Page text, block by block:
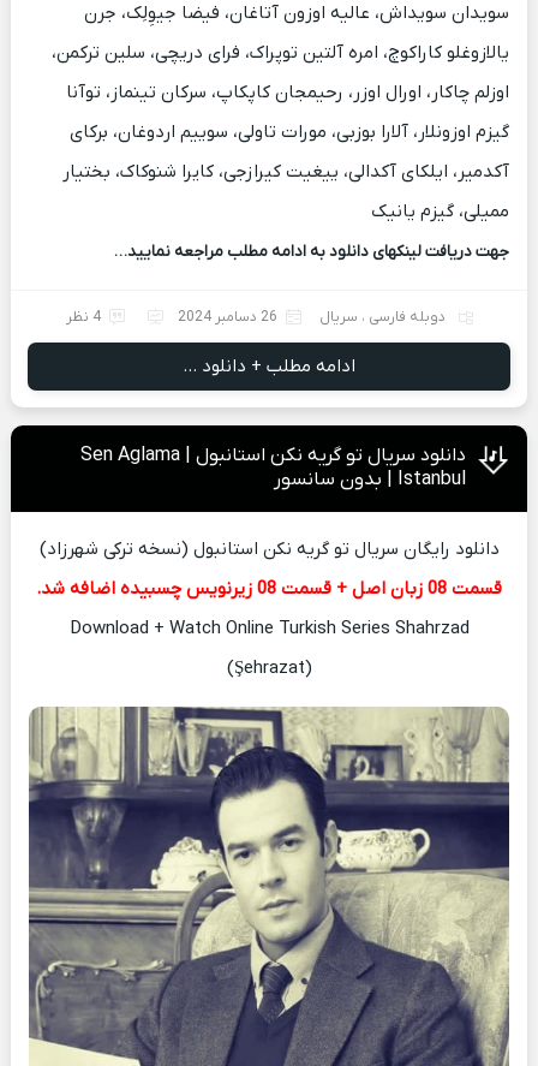
سویدان سویداش، عالیه اوزون آتاغان، فیضا جیوِلِک، جرن
یالازوغلو کاراکوچ، امره آلتین توپراک، فرای دریچی، سلین ترکمن،
اوزلم چاکار، اورال اوزر، رحیمجان کاپکاپ، سرکان تینماز، توآنا
گیزم اوزونلار، آلارا بوزبی، مورات تاولی، سوییم اردوغان، برکای
آکدمیر، ایلکای آکدالی، ییغیت کیرازجی، کایرا شنوکاک، بختیار
ممیلی، گیزم یانیک
جهت دریافت لینکهای دانلود به ادامه مطلب مراجعه نمایید…
دوبله فارسی ، سریال 26 دسامبر 2024 4 نظر
ادامه مطلب + دانلود ...
دانلود سریال تو گریه نکن استانبول | Sen Aglama
Istanbul | بدون سانسور
دانلود رایگان سریال تو گریه نکن استانبول (نسخه ترکی شهرزاد)
قسمت 08 زبان اصل + قسمت 08 زیرنویس چسبیده اضافه شد.
Download + Watch Online Turkish Series Shahrzad
(Şehrazat)